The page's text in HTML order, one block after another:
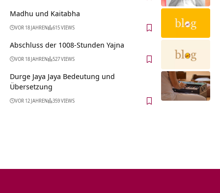
Madhu und Kaitabha
VOR 18 JAHREN 615 VIEWS
Abschluss der 1008-Stunden Yajna
VOR 18 JAHREN 527 VIEWS
Durge Jaya Jaya Bedeutung und
Übersetzung
VOR 12 JAHREN 359 VIEWS